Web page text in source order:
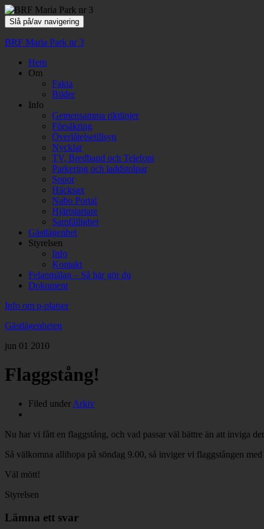
Slå på/av navigering
BRF Maria Park nr 3
Hem
Om
Fakta
Bilder
Info
Gemensamma riktlinjer
Försäkring
Överlåtelsetillsyn
Nycklar
TV, Bredband och Telefoni
Parkering och laddstolpar
Sopor
Häcksax
Nabo Portal
Hjärtstartare
Samfällighet
Gästlägenhet
Styrelsen
Info
Kontakt
Felanmälan – Så här gör du
Dokument
Info om p-platser
Gästlägenheten
jun 01 2010
Flaggstång!
Filed under Arkiv
Nu har vi fått en flaggstång, och vad passar väl bättre än att inviga
Så välkomna allihopa på söndag 9.00, så inviger vi flaggstången
Väl mött!
Styrelsen
Lämna ett svar